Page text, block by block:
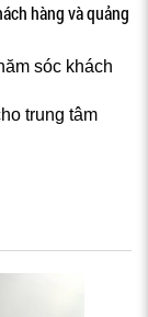
hàng và quảng
sóc khách
trung tâm